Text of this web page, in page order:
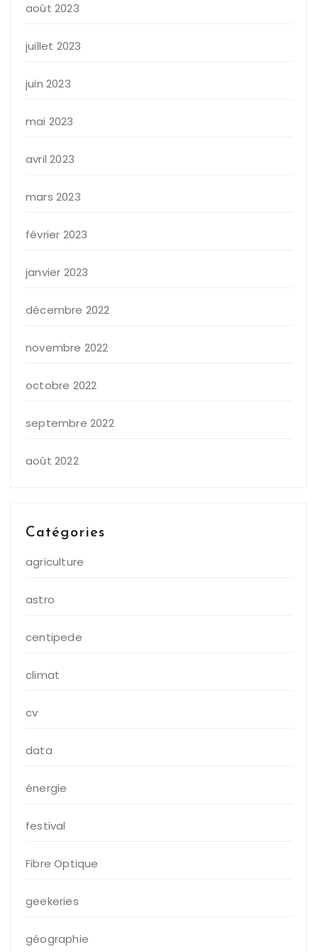
août 2023
juillet 2023
juin 2023
mai 2023
avril 2023
mars 2023
février 2023
janvier 2023
décembre 2022
novembre 2022
octobre 2022
septembre 2022
août 2022
Catégories
agriculture
astro
centipede
climat
cv
data
énergie
festival
Fibre Optique
geekeries
géographie